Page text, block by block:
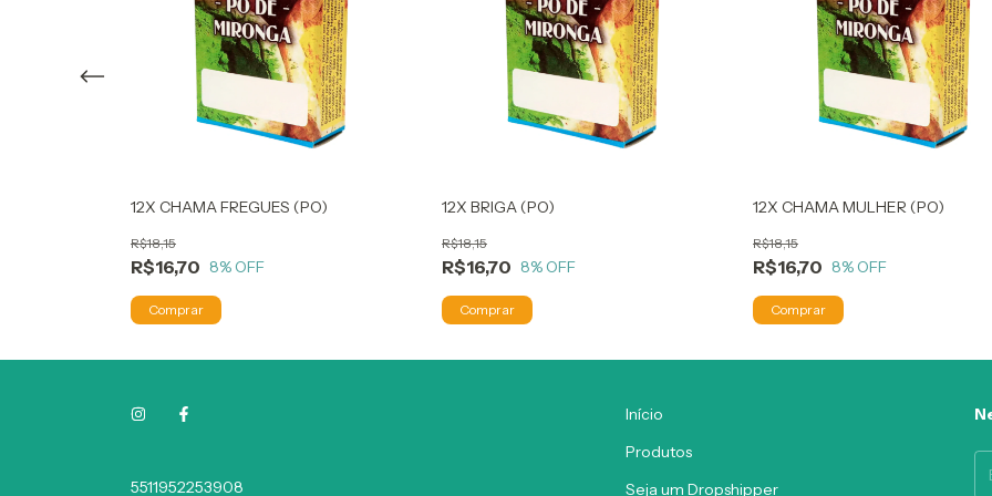
12X CHAMA FREGUES (PO)
R$16,70
R$18,15
8% OFF
12X BRIGA (PO)
R$16,70
R$18,15
8% OFF
12X CHAMA MULHER (PO)
R$16,70
R$18,15
8% OFF
5511952253908
Início
Produtos
Seja um Dropshipper